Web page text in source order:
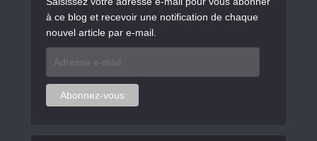
à ce blog et recevoir une notification de chaque
nouvel article par e-mail.
mail
Abonnez-vous